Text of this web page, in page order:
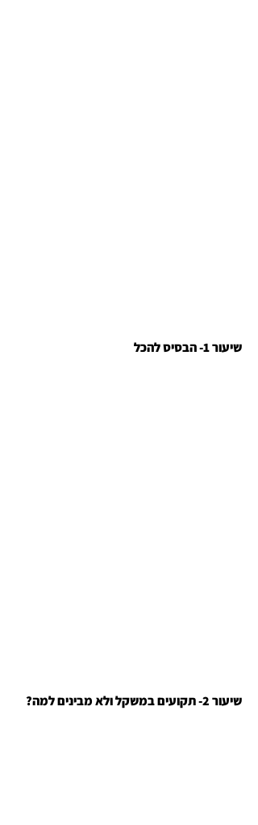
שיעור 1- הבסיס להכל
?שיעור 2- תקועים במשקל ולא מבינים למה